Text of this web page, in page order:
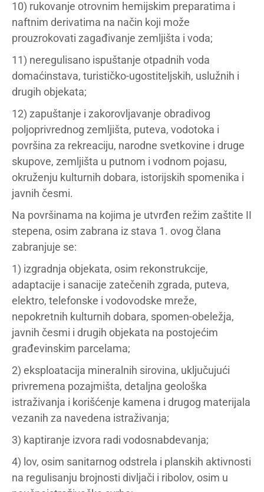
10) rukovanje otrovnim hemijskim preparatima i
naftnim derivatima na način koji može
prouzrokovati zagađivanje zemljišta i voda;
11) neregulisano ispuštanje otpadnih voda
domaćinstava, turističko-ugostiteljskih, uslužnih i
drugih objekata;
12) zapuštanje i zakorovljavanje obradivog
poljoprivrednog zemljišta, puteva, vodotoka i
površina za rekreaciju, narodne svetkovine i druge
skupove, zemljišta u putnom i vodnom pojasu,
okruženju kulturnih dobara, istorijskih spomenika i
javnih česmi.
Na površinama na kojima je utvrđen režim zaštite II
stepena, osim zabrana iz stava 1. ovog člana
zabranjuje se:
1) izgradnja objekata, osim rekonstrukcije,
adaptacije i sanacije zatečenih zgrada, puteva,
elektro, telefonske i vodovodske mreže,
nepokretnih kulturnih dobara, spomen-obeležja,
javnih česmi i drugih objekata na postojećim
građevinskim parcelama;
2) eksploatacija mineralnih sirovina, uključujući
privremena pozajmišta, detaljna geološka
istraživanja i korišćenje kamena i drugog materijala
vezanih za navedena istraživanja;
3) kaptiranje izvora radi vodosnabdevanja;
4) lov, osim sanitarnog odstrela i planskih aktivnosti
na regulisanju brojnosti divljači i ribolov, osim u